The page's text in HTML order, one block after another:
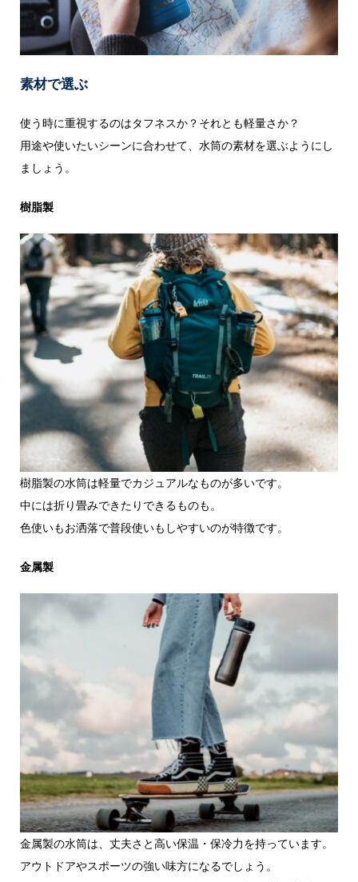
素材で選ぶ
使う時に重視するのはタフネスか？それとも軽量さか？
用途や使いたいシーンに合わせて、水筒の素材を選ぶようにし
ましょう。
樹脂製
樹脂製の水筒は軽量でカジュアルなものが多いです。
中には折り畳みできたりできるものも。
色使いもお洒落で普段使いもしやすいのが特徴です。
金属製
金属製の水筒は、丈夫さと高い保温・保冷力を持っています。
アウトドアやスポーツの強い味方になるでしょう。